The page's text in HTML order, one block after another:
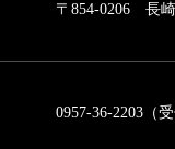
〒854-0206 長
0957-36-2203（